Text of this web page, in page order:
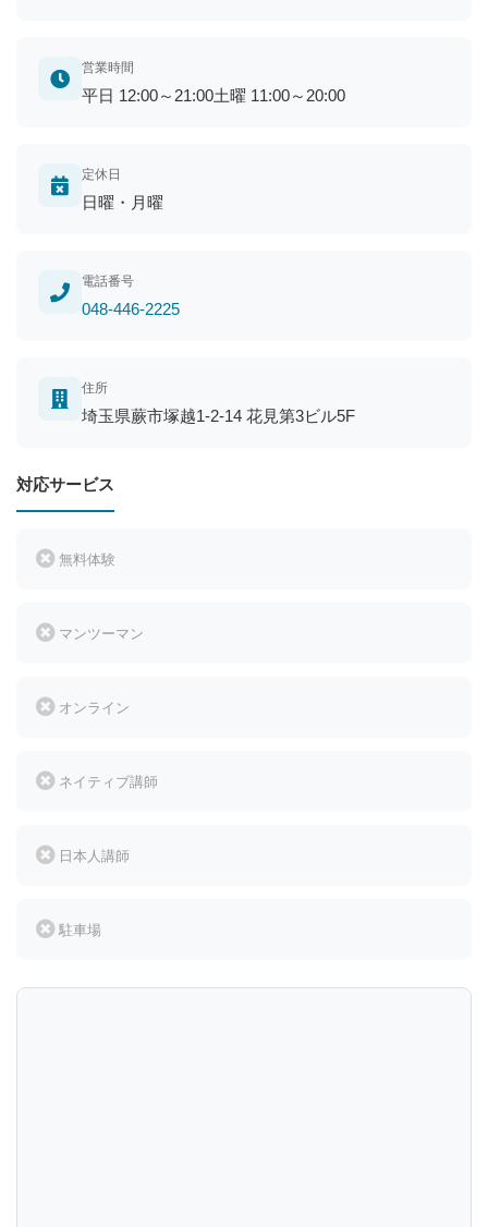
営業時間
平日 12:00～21:00土曜 11:00～20:00
定休日
日曜・月曜
電話番号
048-446-2225
住所
埼玉県蕨市塚越1-2-14 花見第3ビル5F
対応サービス
無料体験
マンツーマン
オンライン
ネイティブ講師
日本人講師
駐車場